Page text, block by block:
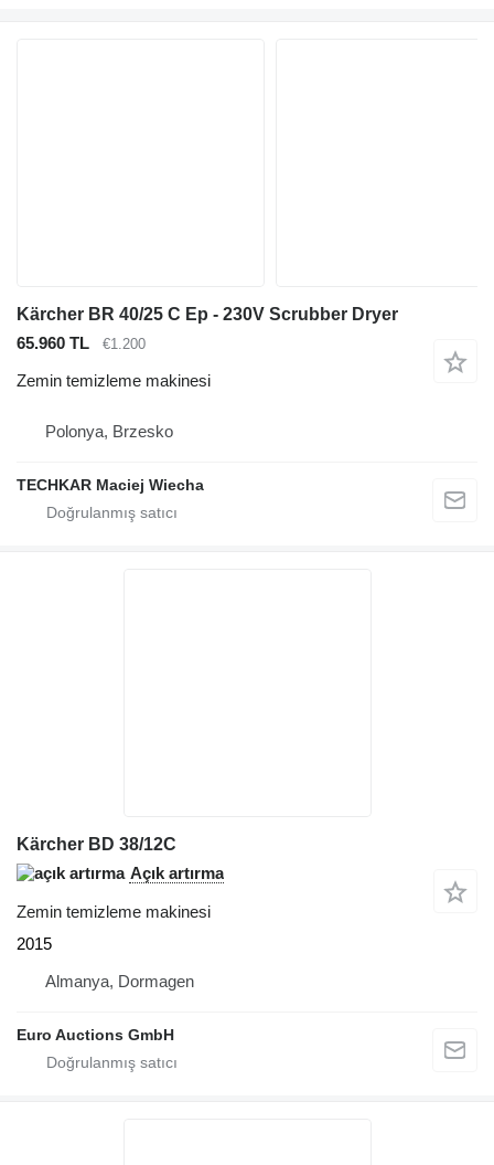
Kärcher BR 40/25 C Ep - 230V Scrubber Dryer
65.960 TL
€1.200
Zemin temizleme makinesi
Polonya, Brzesko
TECHKAR Maciej Wiecha
Kärcher BD 38/12C
Açık artırma
Zemin temizleme makinesi
2015
Almanya, Dormagen
Euro Auctions GmbH